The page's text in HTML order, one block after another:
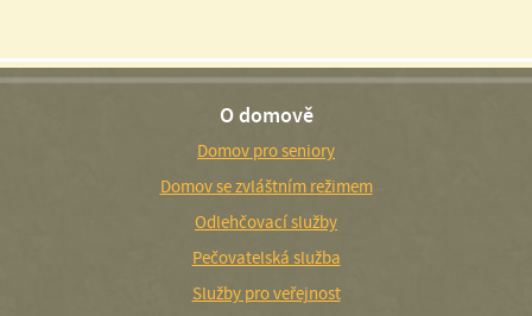
O domově
Domov pro seniory
Domov se zvláštním režimem
Odlehčovací služby
Pečovatelská služba
Služby pro veřejnost